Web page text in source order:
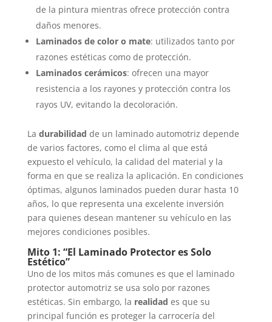
de la pintura mientras ofrece protección contra
daños menores.
Laminados de color o mate: utilizados tanto por
razones estéticas como de protección.
Laminados cerámicos: ofrecen una mayor
resistencia a los rayones y protección contra los
rayos UV, evitando la decoloración.
La durabilidad de un laminado automotriz depende
de varios factores, como el clima al que está
expuesto el vehículo, la calidad del material y la
forma en que se realiza la aplicación. En condiciones
óptimas, algunos laminados pueden durar hasta 10
años, lo que representa una excelente inversión
para quienes desean mantener su vehículo en las
mejores condiciones posibles.
Mito 1: “El Laminado Protector es Solo
Estético”
Uno de los mitos más comunes es que el laminado
protector automotriz se usa solo por razones
estéticas. Sin embargo, la realidad es que su
principal función es proteger la carrocería del